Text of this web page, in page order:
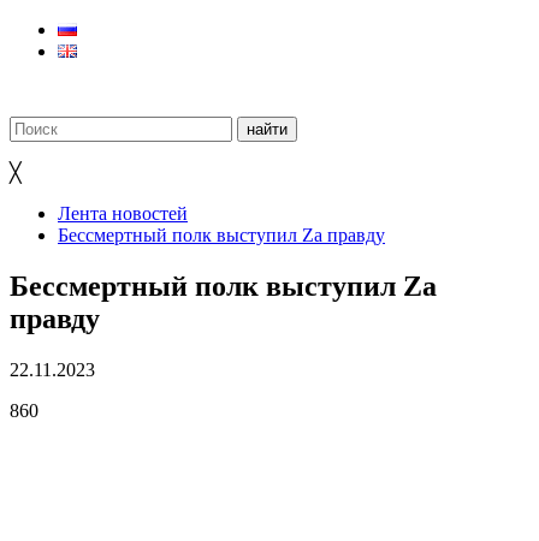
╳
Лента новостей
Бессмертный полк выступил Zа правду
Бессмертный полк выступил Zа
правду
22.11.2023
860